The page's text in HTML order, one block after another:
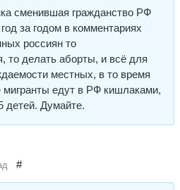
сменившая гражданство РФ
за годом в комментариях
россиян то
то делать аборты, и всё для
местных, в то время
едут в РФ кишлаками,
детей. Думайте.
#